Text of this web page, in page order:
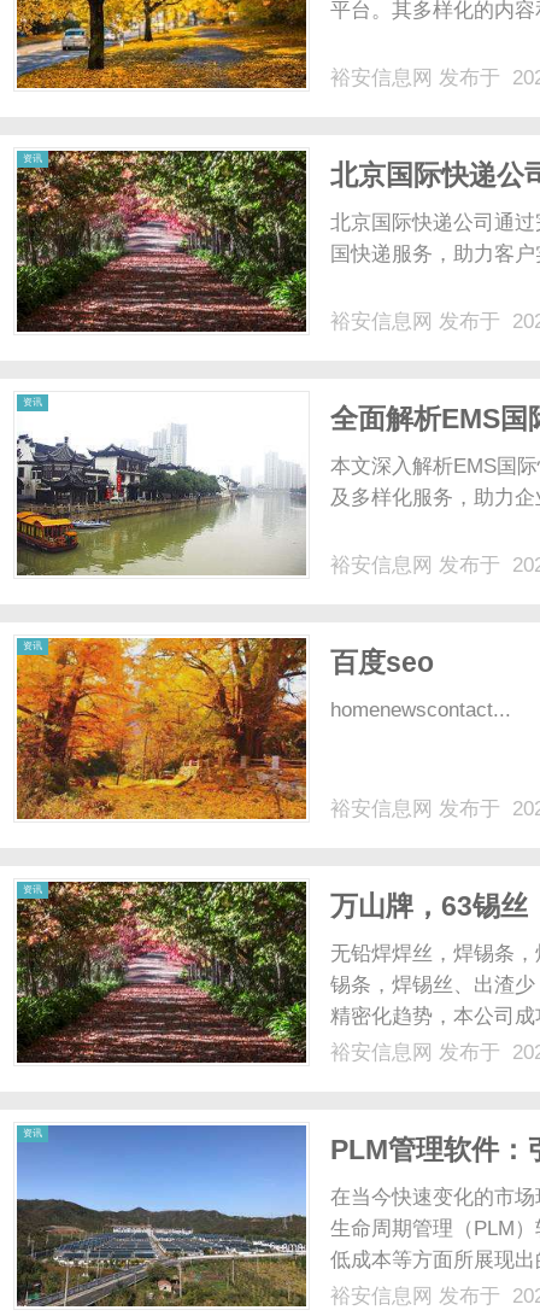
平台。其多样化的内
裕安信息网 发布于
资讯
北京国际快递公
北京国际快递公司通
国快递服务，助力客
裕安信息网 发布于
资讯
全面解析EMS国
本文深入解析EMS国
及多样化服务，助力
裕安信息网 发布于
资讯
百度seo
homenewscontact...
裕安信息网 发布于
资讯
万山牌，63锡丝
丝，无铅焊锡球
牢固可靠；出渣
无铅焊焊丝，焊锡条
锡条，焊锡丝、出渣
精密化趋势，本公司
性：·熔融迅速，湿润
裕安信息网 发布于
资讯
PLM管理软件：
在当今快速变化的市
生命周期管理（PLM
低成本等方面所展现
PLM管理软件不仅是
裕安信息网 发布于